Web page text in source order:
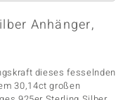
Anhänger,
dieses fesselnden
30,14ct großen